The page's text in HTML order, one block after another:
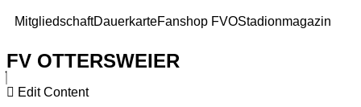
MitgliedschaftDauerkarteFanshop FVOStadionmagazin
FV OTTERSWEIER
Edit Content